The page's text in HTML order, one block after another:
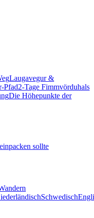
Laugavegur &
Pfad2-Tage Fimmvörduhals
Die Höhepunkte der
sollte
Schwedisch